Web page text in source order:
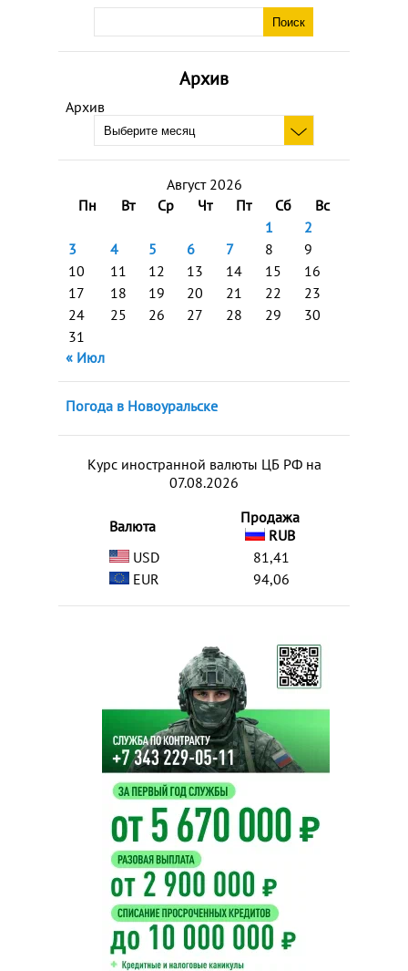
Архив
Архив
Август 2026
Пн
Вт Ср Чт Пт Сб
Вс
1
2
3
4 5 6 7 8
9
10
11 12 13 14 15
16
17
18 19 20 21 22
23
24
25 26 27 28 29
30
31
« Июл
Погода в Новоуральске
Курс иностранной валюты ЦБ РФ на
07.08.2026
Валюта
Продажа
RUB
USD
81,41
EUR
94,06